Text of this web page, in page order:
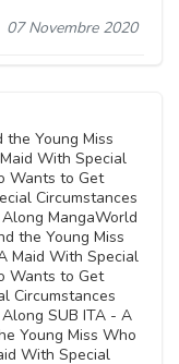
07 Novembre 2020
Young Miss
With Special
Wants to Get
Circumstances
MangaWorld
the Young Miss
Maid With Special
Wants to Get
Circumstances
SUB ITA - A
Young Miss Who
With Special